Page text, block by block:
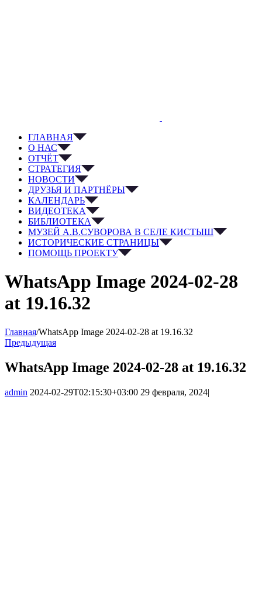
ГЛАВНАЯ
О НАС
ОТЧЁТ
СТРАТЕГИЯ
НОВОСТИ
ДРУЗЬЯ И ПАРТНЁРЫ
КАЛЕНДАРЬ
ВИДЕОТЕКА
БИБЛИОТЕКА
МУЗЕЙ А.В.СУВОРОВА В СЕЛЕ КИСТЫШ
ИСТОРИЧЕСКИЕ СТРАНИЦЫ
ПОМОЩЬ ПРОЕКТУ
WhatsApp Image 2024-02-28
at 19.16.32
Главная/WhatsApp Image 2024-02-28 at 19.16.32
Предыдущая
WhatsApp Image 2024-02-28 at 19.16.32
admin 2024-02-29T02:15:30+03:00 29 февраля, 2024|